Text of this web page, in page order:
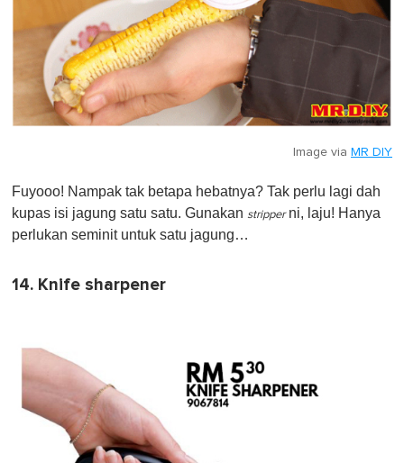
Image via MR DIY
Fuyooo! Nampak tak betapa hebatnya? Tak perlu lagi dah
kupas isi jagung satu satu. Gunakan stripperni, laju! Hanya
perlukan seminit untuk satu jagung…
14. Knife sharpener